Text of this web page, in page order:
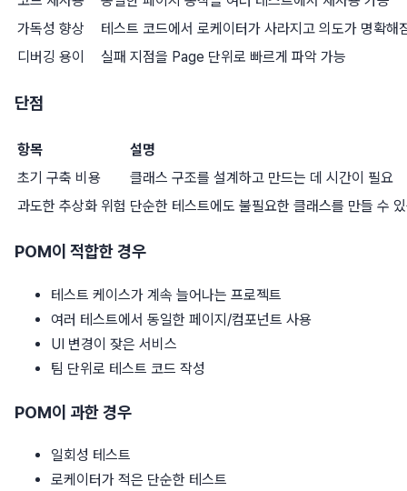
가독성 향상
테스트 코드에서 로케이터가 사라지고 의도가 명확해
디버깅 용이
실패 지점을 Page 단위로 빠르게 파악 가능
단점
항목
설명
초기 구축 비용
클래스 구조를 설계하고 만드는 데 시간이 필요
과도한 추상화 위험 단순한 테스트에도 불필요한 클래스를 만들 수
POM이 적합한 경우
테스트 케이스가 계속 늘어나는 프로젝트
여러 테스트에서 동일한 페이지/컴포넌트 사용
UI 변경이 잦은 서비스
팀 단위로 테스트 코드 작성
POM이 과한 경우
일회성 테스트
로케이터가 적은 단순한 테스트